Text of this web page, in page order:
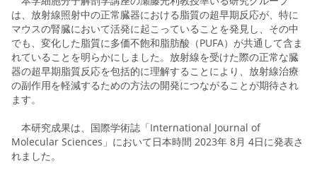
は、放射線照射中の正常臓器における脂質の超早期反応が、特に
マウスの腎臓において活発に起こっていることを発見し、その中
でも、変化した脂質に多価不飽和脂肪酸（PUFA）が共通して含ま
れていることを明らかにしました。放射線を受けた際の正常な臓
器の超早期脂質反応を包括的に理解することにより、放射線治療
の副作用を軽減するための方法の開発につながることが期待され
ます。
本研究成果は、国際学術誌「International Journal of
Molecular Sciences」において日本時間 2023年 8月 4日に発表さ
れました。